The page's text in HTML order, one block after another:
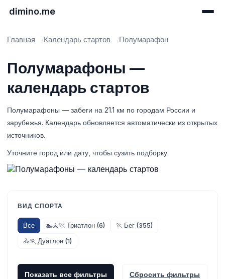
dimino.me
Главная Календарь стартов Полумарафон
Полумарафоны —
календарь стартов
Полумарафоны — забеги на 21.1 км по городам России и
зарубежья. Календарь обновляется автоматически из открытых
источников.
Уточните город или дату, чтобы сузить подборку.
ВИД СПОРТА
Все 🏊🚴🏃 Триатлон (6)
🏃 Бег (355)
🚴🏃 Дуатлон (1)
Показать все фильтры Сбросить фильтры